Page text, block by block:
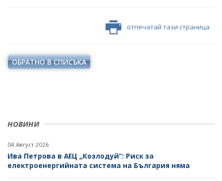
НОВИНИ
04 Август 2026
Ива Петрова в АЕЦ „Козлодуй“: Риск за
електроенергийната система на България няма
отпечатай тази страница
ОБРАТНО В СПИСЪКА